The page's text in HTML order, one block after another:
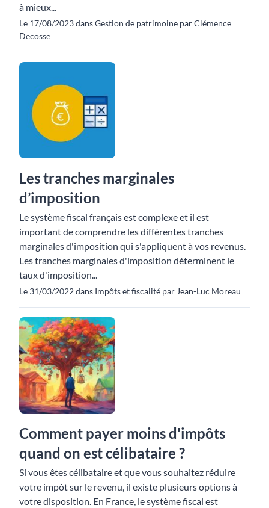
à mieux...
Le 17/08/2023 dans Gestion de patrimoine par Clémence
Decosse
Les tranches marginales
d’imposition
Le système fiscal français est complexe et il est
important de comprendre les différentes tranches
marginales d'imposition qui s'appliquent à vos revenus.
Les tranches marginales d'imposition déterminent le
taux d'imposition...
Le 31/03/2022 dans Impôts et fiscalité par Jean-Luc Moreau
Comment payer moins d'impôts
quand on est célibataire ?
Si vous êtes célibataire et que vous souhaitez réduire
votre impôt sur le revenu, il existe plusieurs options à
votre disposition. En France, le système fiscal est